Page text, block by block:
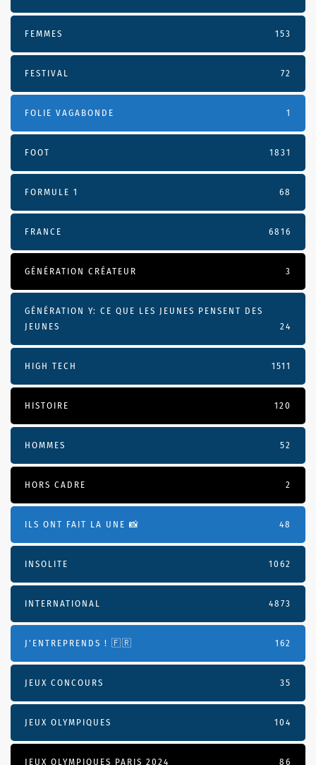
FEMMES 153
FESTIVAL 72
FOLIE VAGABONDE 1
FOOT 1831
FORMULE 1 68
FRANCE 6816
GÉNÉRATION CRÉATEUR 3
GÉNÉRATION Y: CE QUE LES JEUNES PENSENT DES
JEUNES
24
HIGH TECH 1511
HISTOIRE 120
HOMMES 52
HORS CADRE 2
ILS ONT FAIT LA UNE 📸 48
INSOLITE 1062
INTERNATIONAL 4873
J'ENTREPRENDS ! 🇫🇷 162
JEUX CONCOURS 35
JEUX OLYMPIQUES 104
JEUX OLYMPIQUES PARIS 2024 86